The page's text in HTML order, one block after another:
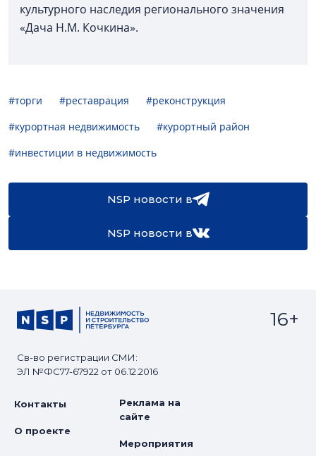
культурного наследия регионального значения
«Дача Н.М. Кочкина».
#торги #реставрация
#реконструкция
#курортная недвижимость
#курортный район
#инвестиции в недвижимость
NSP новости в
NSP новости в
Св-во регистрации СМИ:
ЭЛ №ФС77-67922 от 06.12.2016
16+
Контакты
О проекте
Реклама на
сайте
Мероприятия